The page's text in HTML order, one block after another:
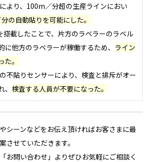
より、100m／分超の生産ラインにおい
の自動貼りを可能にした。
載したことで、片方のラベラーのラベル
に他方のラベラーが稼働するため、 ライン
。
不貼りセンサーにより、検査と排斥がオー
検査する人員が不要になった。
シーンなどをお伝え頂ければお客さまに最
させていただきます。
お問い合わせ」よりぜひお気軽にご相談く